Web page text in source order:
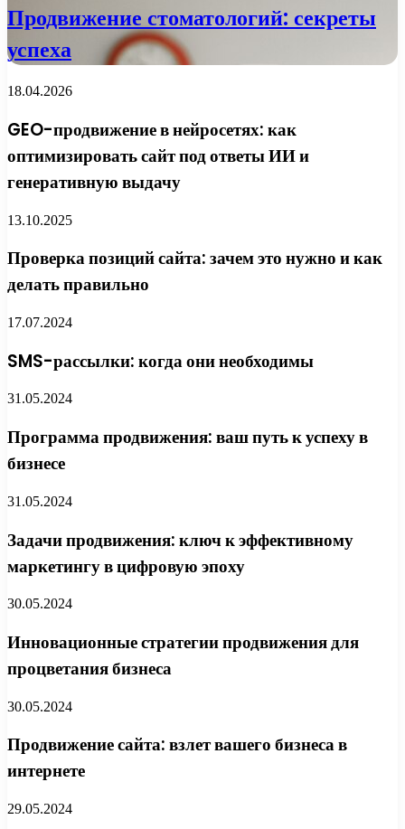
Продвижение стоматологий: секреты
успеха
18.04.2026
GEO-продвижение в нейросетях: как
оптимизировать сайт под ответы ИИ и
генеративную выдачу
13.10.2025
Проверка позиций сайта: зачем это нужно и как
делать правильно
17.07.2024
SMS-рассылки: когда они необходимы
31.05.2024
Программа продвижения: ваш путь к успеху в
бизнесе
31.05.2024
Задачи продвижения: ключ к эффективному
маркетингу в цифровую эпоху
30.05.2024
Инновационные стратегии продвижения для
процветания бизнеса
30.05.2024
Продвижение сайта: взлет вашего бизнеса в
интернете
29.05.2024